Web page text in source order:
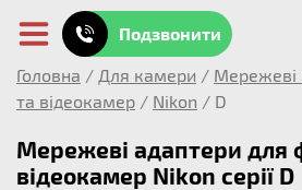
Подзвонити
Головна / Для камери / Мережеві
та відеокамер / Nikon / D
Мережеві адаптери для
відеокамер Nikon серії D